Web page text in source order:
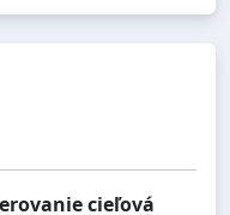
cieľová